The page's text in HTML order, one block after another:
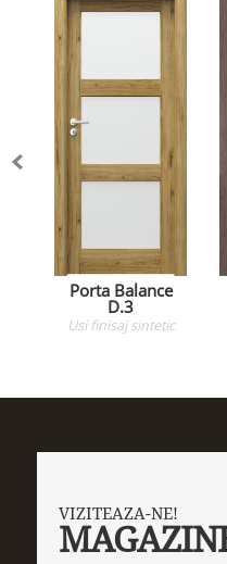
Porta Balance
D.3
Usifinisaj sintetic
VIZITEAZA-NE!